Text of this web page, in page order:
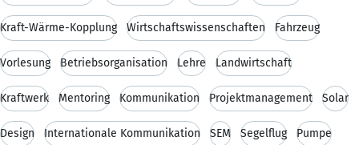
Kraft-Wärme-Kopplung Wirtschaftswissenschaften Fahrzeug
Vorlesung Betriebsorganisation Lehre Landwirtschaft
Kraftwerk Mentoring Kommunikation Projektmanagement Solar
Design Internationale Kommunikation SEM Segelflug Pumpe